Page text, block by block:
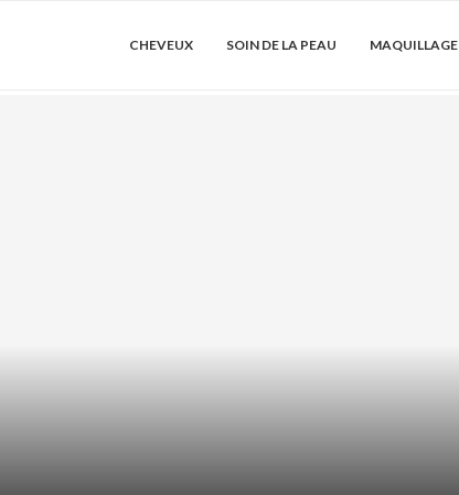
CHEVEUX SOIN DE LA PEAU MAQUILLAGE